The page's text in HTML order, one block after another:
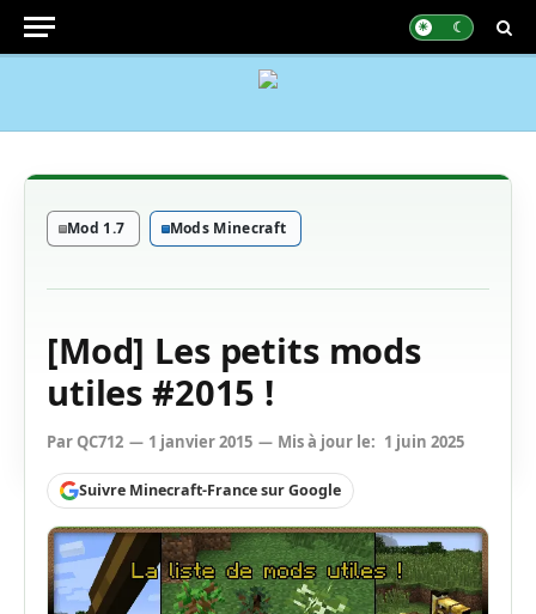
Mod 1.7 Mods Minecraft
[Mod] Les petits mods
utiles #2015 !
ParQC712 1 janvier 2015 Mis à jour le: 1 juin 2025
Suivre Minecraft-France sur Google